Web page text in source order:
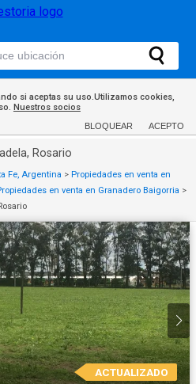
si aceptas su uso.Utilizamos cookies,
Nuestros socios
BLOQUEAR ACEPTO
Rosario
Fe, Argentina > Propiedades en venta en
en venta en Granadero Baigorria >
ACTUALIZADO